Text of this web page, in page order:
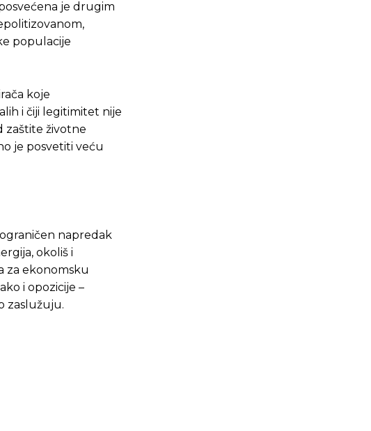
je drugim
populacije
koje
i čiji legitimitet nije
zaštite životne
je posvetiti veću
napredak
okoliš i
za ekonomsku
i opozicije –
zaslužuju.